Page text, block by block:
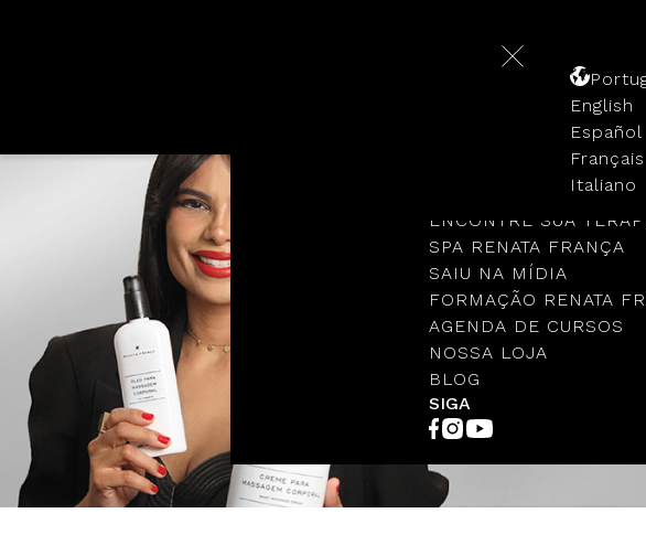
NOSSA HISTÓRIA
ENCONTRE SUA
SPA RENATA FRANÇA
SAIU NA MÍDIA
FORMAÇÃO RENATA
AGENDA DE CURSOS
NOSSA LOJA
BLOG
SIGA
English
Español
Français
Italiano